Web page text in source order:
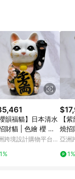
請更新至
館保證金，補
商品規格、
不符，以
數紅包使用規
前往 Pinkoi
導購資格；承
往 Pinkoi 頁
櫻韻福貓】日本清水
財貓 | 色繪 櫻 中
跨境設計購物平台
1%
【
燒招
秋草
亞洲
1%